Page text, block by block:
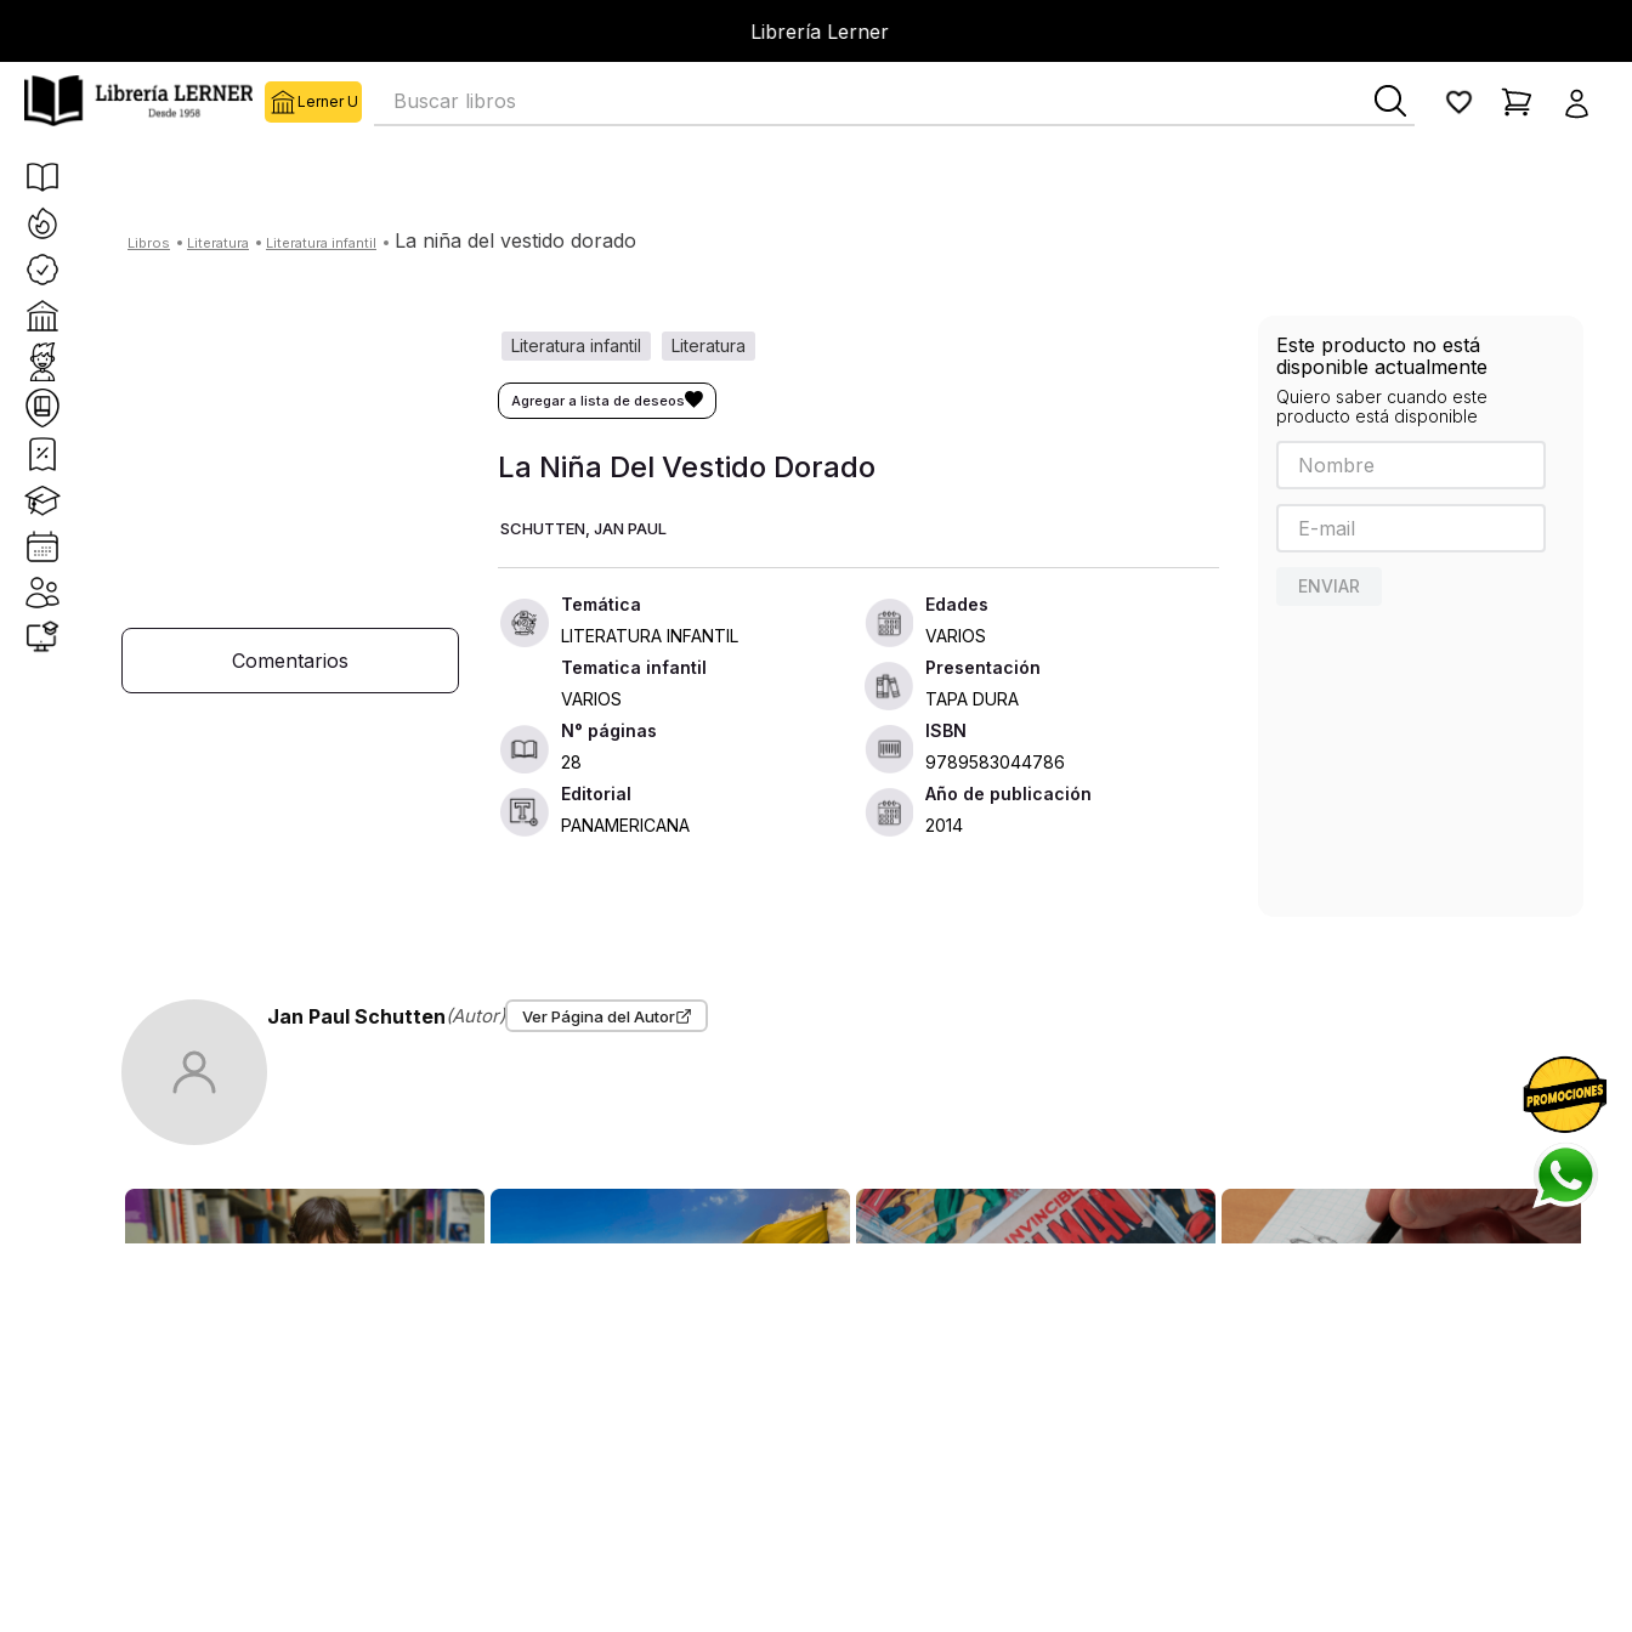
Librería Lerner
Buscar libros
literatura literatura infantil la niña del vestido dorado
Comentarios
literatura
literatura infantil
La Niña Del Vestido Dorado
SCHUTTEN, JAN PAUL
LITERATURA INFANTIL
Edades
VARIOS
Tematica infantil
VARIOS
Presentación
TAPA DURA
28
ISBN
9789583044786
Editorial
PANAMERICANA
Año de publicación
2014
Este producto no está
disponible actualmente
Quiero saber cuando este
producto está disponible
ENVIAR
Jan Paul Schutten(Autor) Ver Página del Autor
Más libros de este autor Los lectores también compraron